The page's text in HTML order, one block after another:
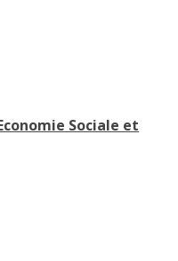
Sociale et